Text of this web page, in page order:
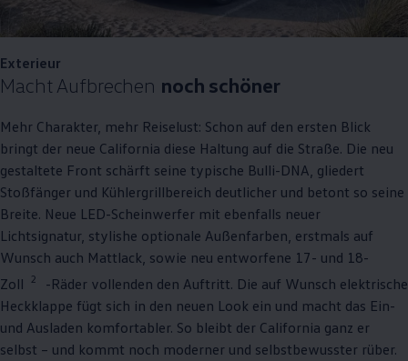
Exterieur
Macht Aufbrechen noch schöner
Mehr Charakter, mehr Reiselust: Schon auf den ersten Blick
bringt der neue California diese Haltung auf die Straße. Die neu
gestaltete Front schärft seine typische Bulli-DNA, gliedert
Stoßfänger und Kühlergrillbereich deutlicher und betont so seine
Breite. Neue LED-Scheinwerfer mit ebenfalls neuer
Lichtsignatur, stylishe optionale Außenfarben, erstmals auf
Wunsch auch Mattlack, sowie neu entworfene 17- und 18-
Zoll
2
-Räder vollenden den Auftritt. Die auf Wunsch elektrische
Heckklappe fügt sich in den neuen Look ein und macht das Ein-
und Ausladen komfortabler. So bleibt der California ganz er
selbst – und kommt noch moderner und selbstbewusster rüber.